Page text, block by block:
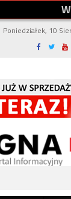
W
Poniedziałek, 10